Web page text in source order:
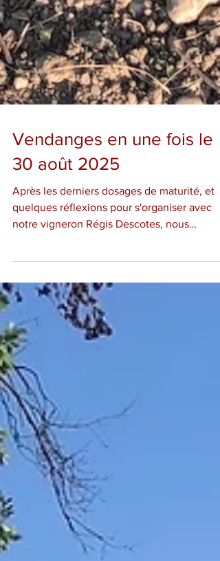
Vendanges en une fois le
30 août 2025
Après les derniers dosages de maturité, et
quelques réflexions pour s'organiser avec
pouvons vous...